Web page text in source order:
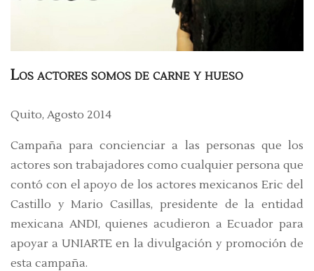
Los actores somos de carne y hueso
Quito, Agosto 2014
Campaña para concienciar a las personas que los
actores son trabajadores como cualquier persona que
contó con el apoyo de los actores mexicanos Eric del
Castillo y Mario Casillas, presidente de la entidad
mexicana ANDI, quienes acudieron a Ecuador para
apoyar a UNIARTE en la divulgación y promoción de
esta campaña.